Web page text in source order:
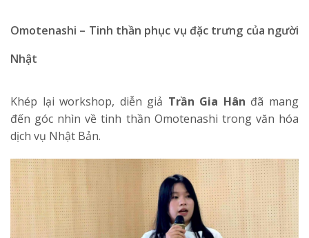
Omotenashi – Tinh thần phục vụ đặc trưng của người
Nhật
Khép lại workshop, diễn giả Trần Gia Hân đã mang
đến góc nhìn về tinh thần Omotenashi trong văn hóa
dịch vụ Nhật Bản.